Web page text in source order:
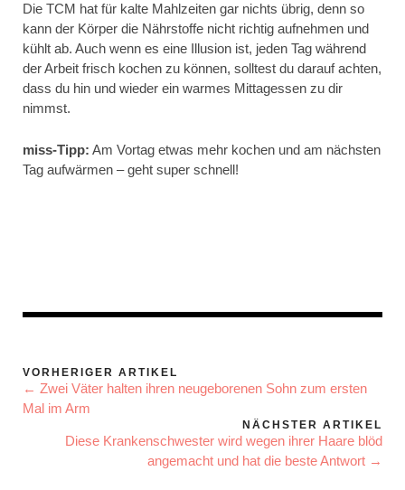
Die TCM hat für kalte Mahlzeiten gar nichts übrig, denn so
kann der Körper die Nährstoffe nicht richtig aufnehmen und
kühlt ab. Auch wenn es eine Illusion ist, jeden Tag während
der Arbeit frisch kochen zu können, solltest du darauf achten,
dass du hin und wieder ein warmes Mittagessen zu dir
nimmst.
miss-Tipp: Am Vortag etwas mehr kochen und am nächsten
Tag aufwärmen – geht super schnell!
VORHERIGER ARTIKEL
← Zwei Väter halten ihren neugeborenen Sohn zum ersten
Mal im Arm
NÄCHSTER ARTIKEL
Diese Krankenschwester wird wegen ihrer Haare blöd
angemacht und hat die beste Antwort →